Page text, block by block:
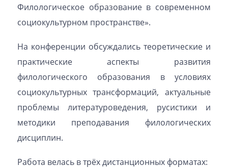
Филологическое образование в современном
социокультурном пространстве».
На конференции обсуждались теоретические и
практические аспекты развития
филологического образования в условиях
социокультурных трансформаций, актуальные
проблемы литературоведения, русистики и
методики преподавания филологических
дисциплин.
Работа велась в трёх дистанционных форматах: